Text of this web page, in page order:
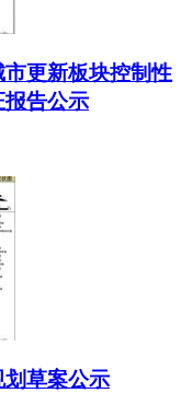
更新板块控制性
告公示
草案公示